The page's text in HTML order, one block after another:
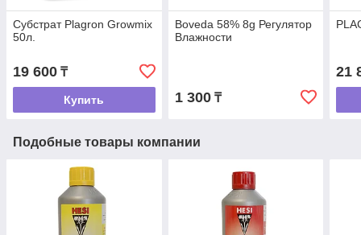
Субстрат Plagron Growmix
50л.
19 600 ₸
Купить
Boveda 58% 8g Регулятор
Влажности
1 300₸
21
Подобные товары компании